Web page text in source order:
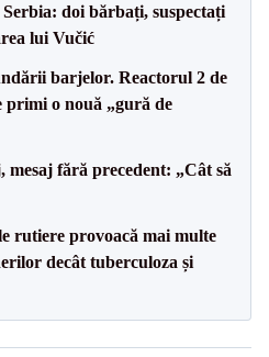
doi bărbați, suspectați
lui Vučić
barjelor. Reactorul 2 de
primi o nouă „gură de
fără precedent: „Cât să
rutiere provoacă mai multe
decât tuberculoza și